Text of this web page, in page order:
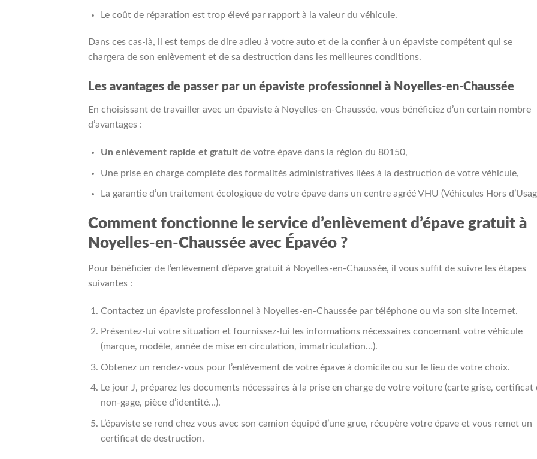
Le coût de réparation est trop élevé par rapport à la valeur du véhicule.
Dans ces cas-là, il est temps de dire adieu à votre auto et de la confier à un épaviste compétent qui se
chargera de son enlèvement et de sa destruction dans les meilleures conditions.
Les avantages de passer par un épaviste professionnel à Noyelles-en-Chaussée
En choisissant de travailler avec un épaviste à Noyelles-en-Chaussée, vous bénéficiez d’un certain nombre
d’avantages :
Un enlèvement rapide et gratuitde votre épave dans la région du 80150,
Une prise en charge complète des formalités administratives liées à la destruction de votre véhicule,
La garantie d’un traitement écologique de votre épave dans un centre agréé VHU (Véhicules Hors
Comment fonctionne le service d’enlèvement d’épave gratuit à
Noyelles-en-Chaussée avec Épavéo ?
Pour bénéficier de l’enlèvement d’épave gratuit à Noyelles-en-Chaussée, il vous suffit de suivre les étapes
suivantes :
Contactez un épaviste professionnel à Noyelles-en-Chaussée par téléphone ou via son site internet.
Présentez-lui votre situation et fournissez-lui les informations nécessaires concernant votre véhicule
(marque, modèle, année de mise en circulation, immatriculation…).
Obtenez un rendez-vous pour l’enlèvement de votre épave à domicile ou sur le lieu de votre choix.
Le jour J, préparez les documents nécessaires à la prise en charge de votre voiture (carte grise, certificat
non-gage, pièce d’identité…).
L’épaviste se rend chez vous avec son camion équipé d’une grue, récupère votre épave et vous remet un
certificat de destruction.